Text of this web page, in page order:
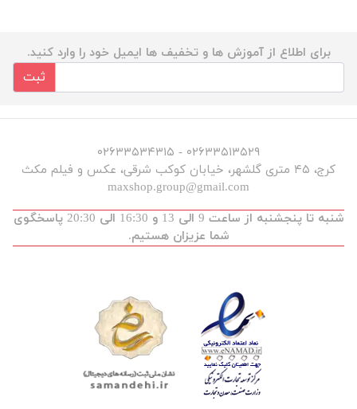
برای اطلاع از آموزش ها و تخفیف ها ایمیل خود را وارد کنید.
ثبت
۰۲۶۳۳۵۱۳۵۲۹ - ۰۲۶۳۳۵۳۴۳۱۵
کرج، ۴۵ متری گلشهر، خیابان کوکب شرقی، عکس و فیلم مکث
maxshop.group@gmail.com
شنبه تا پنجشنبه از ساعت 9 الی 13 و 16:30 الی 20:30 پاسخگوی
شما عزیزان هستیم.